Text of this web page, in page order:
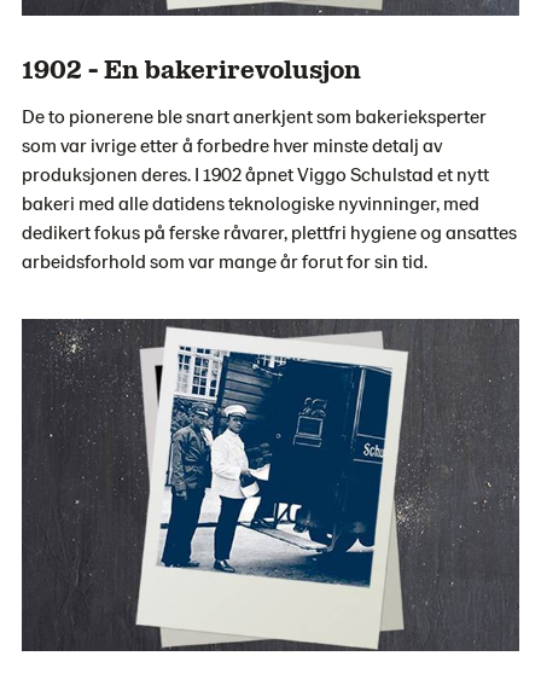
1902 - En bakerirevolusjon
De to pionerene ble snart anerkjent som bakerieksperter
som var ivrige etter å forbedre hver minste detalj av
produksjonen deres. I 1902 åpnet Viggo Schulstad et nytt
bakeri med alle datidens teknologiske nyvinninger, med
dedikert fokus på ferske råvarer, plettfri hygiene og ansattes
arbeidsforhold som var mange år forut for sin tid.